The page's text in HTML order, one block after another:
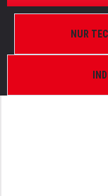
ClubWash 500
NUR